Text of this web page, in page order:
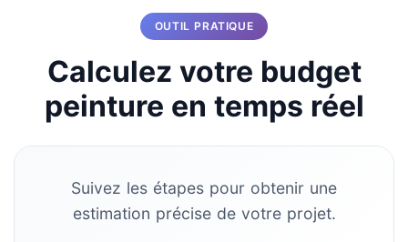
OUTIL PRATIQUE
Calculez votre budget
peinture en temps réel
Suivez les étapes pour obtenir une
estimation précise de votre projet.